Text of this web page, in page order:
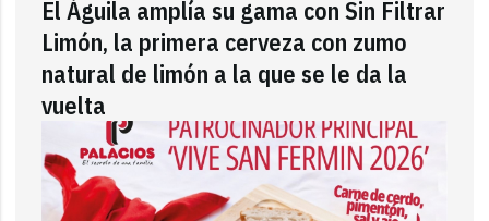
El Águila amplía su gama con Sin Filtrar
Limón, la primera cerveza con zumo
natural de limón a la que se le da la
vuelta